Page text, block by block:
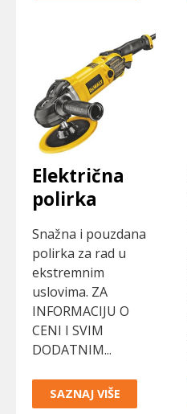
Električna
polirka
Snažna i pouzdana
polirka za rad u
ekstremnim
uslovima. ZA
INFORMACIJU O
CENI I SVIM
DODATNIM...
SAZNAJ VIŠE